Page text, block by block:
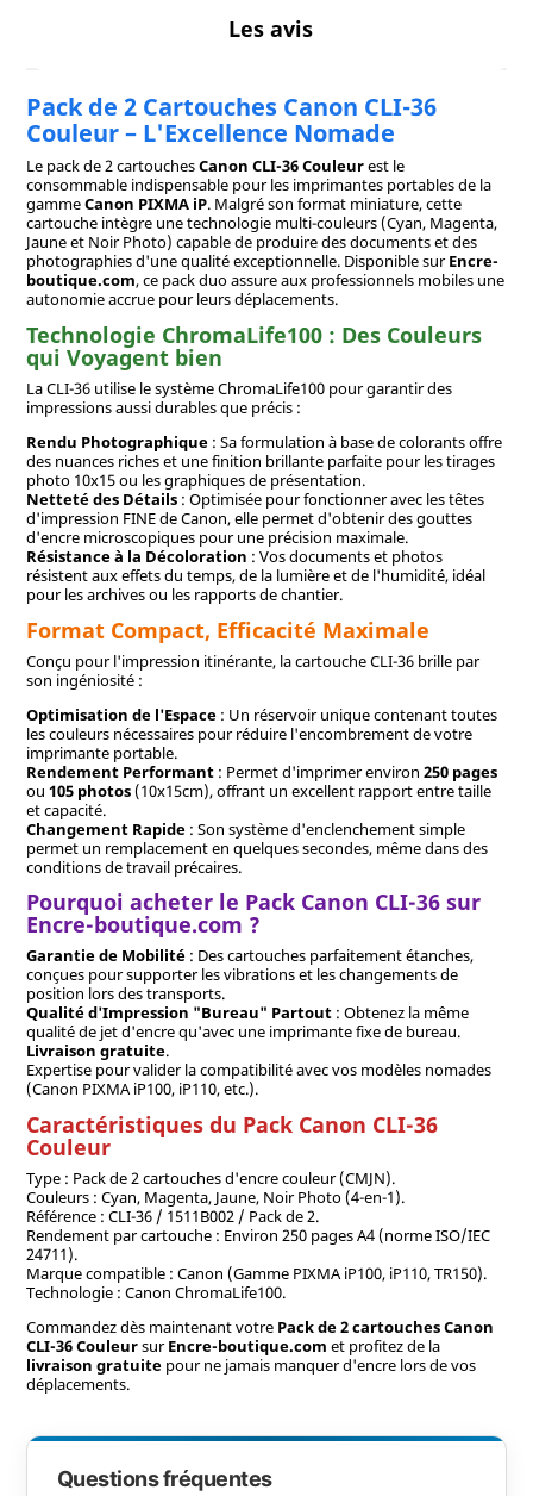
Les avis
Pack de 2 Cartouches Canon CLI-36
Couleur – L'Excellence Nomade
Le pack de 2 cartouchesCanon CLI-36 Couleurest le
consommable indispensable pour les imprimantes portables de la
gammeCanon PIXMA iP. Malgré son format miniature, cette
cartouche intègre une technologie multi-couleurs (Cyan, Magenta,
Jaune et Noir Photo) capable de produire des documents et des
photographies d'une qualité exceptionnelle. Disponible surEncre-
boutique.com, ce pack duo assure aux professionnels mobiles une
autonomie accrue pour leurs déplacements.
Technologie ChromaLife100 : Des Couleurs
qui Voyagent bien
La CLI-36 utilise le système ChromaLife100 pour garantir des
impressions aussi durables que précis :
Rendu Photographique: Sa formulation à base de colorants offre
des nuances riches et une finition brillante parfaite pour les tirages
photo 10x15 ou les graphiques de présentation.
Netteté des Détails: Optimisée pour fonctionner avec les têtes
d'impression FINE de Canon, elle permet d'obtenir des gouttes
d'encre microscopiques pour une précision maximale.
Résistance à la Décoloration : Vos documents et photos
résistent aux effets du temps, de la lumière et de l'humidité, idéal
pour les archives ou les rapports de chantier.
Format Compact, Efficacité Maximale
Conçu pour l'impression itinérante, la cartouche CLI-36 brille par
son ingéniosité :
Optimisation de l'Espace: Un réservoir unique contenant toutes
les couleurs nécessaires pour réduire l'encombrement de votre
imprimante portable.
Rendement Performant: Permet d'imprimer environ 250 pages
ou 105 photos(10x15cm), offrant un excellent rapport entre taille
et capacité.
Changement Rapide: Son système d'enclenchement simple
permet un remplacement en quelques secondes, même dans des
conditions de travail précaires.
Pourquoi acheter le Pack Canon CLI-36 sur
Encre-boutique.com ?
Garantie de Mobilité: Des cartouches parfaitement étanches,
conçues pour supporter les vibrations et les changements de
position lors des transports.
Qualité d'Impression "Bureau" Partout: Obtenez la même
qualité de jet d'encre qu'avec une imprimante fixe de bureau.
Livraison gratuite.
Expertise pour valider la compatibilité avec vos modèles nomades
(Canon PIXMA iP100, iP110, etc.).
Caractéristiques du Pack Canon CLI-36
Couleur
Type : Pack de 2 cartouches d'encre couleur (CMJN).
Couleurs : Cyan, Magenta, Jaune, Noir Photo (4-en-1).
Référence : CLI-36 / 1511B002 / Pack de 2.
Rendement par cartouche : Environ 250 pages A4 (norme ISO/IEC
24711).
Marque compatible : Canon (Gamme PIXMA iP100, iP110, TR150).
Technologie : Canon ChromaLife100.
Commandez dès maintenant votre Pack de 2 cartouches Canon
CLI-36 CouleursurEncre-boutique.com et profitez de la
livraison gratuitepour ne jamais manquer d'encre lors de vos
déplacements.
Questions fréquentes